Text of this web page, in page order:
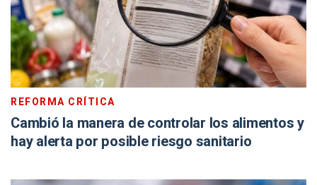
REFORMA CRÍTICA
Cambió la manera de controlar los alimentos y
hay alerta por posible riesgo sanitario